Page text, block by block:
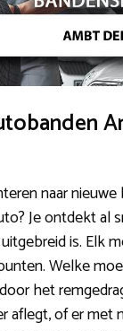
naar
Je ontdekt al
is. Elk
Welke
het
aflegt, of er met